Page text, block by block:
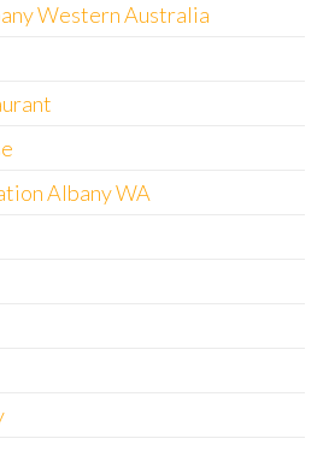
Western Australia
Albany WA